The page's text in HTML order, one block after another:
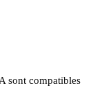
sont compatibles